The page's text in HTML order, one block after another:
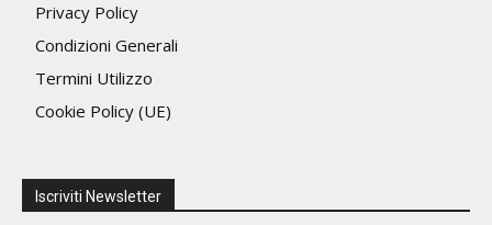
Privacy Policy
Condizioni Generali
Termini Utilizzo
Cookie Policy (UE)
Iscriviti Newsletter